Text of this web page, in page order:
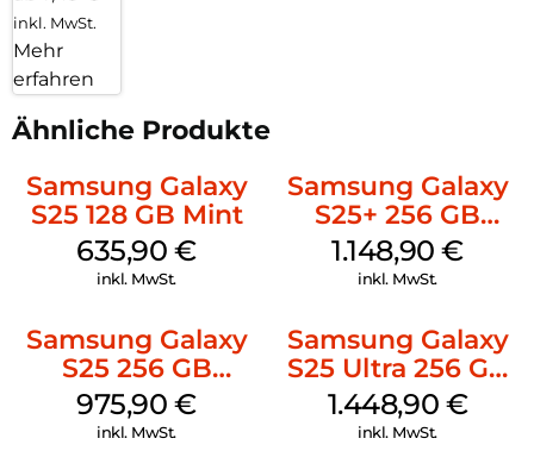
inkl. MwSt.
Mehr
erfahren
Ähnliche Produkte
Samsung Galaxy
S25 128 GB Mint
635,90€
inkl. MwSt.
Samsung Galaxy
S25+ 256 GB
Icyblue
1.148,90€
inkl. MwSt.
Samsung Galaxy
S25 256 GB
Icyblue
975,90€
inkl. MwSt.
Samsung Galaxy
S25 Ultra 256 GB
Titanium Black
1.448,90 €
inkl. MwSt.